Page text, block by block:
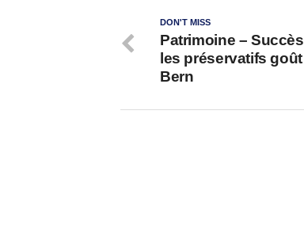
DON'T MISS
Patrimoine –
les préservatifs
Bern